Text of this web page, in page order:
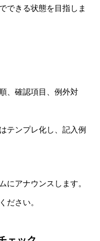
できる状態を目指しま
、確認項目、例外対
テンプレ化し、記入例
にアナウンスします。
ださい。